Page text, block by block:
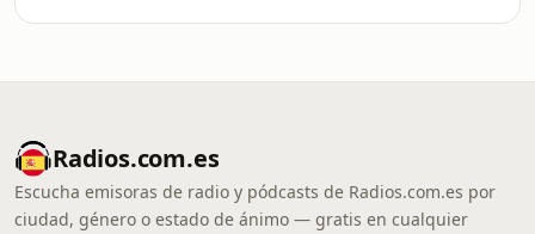
Radios.com.es
Escucha emisoras de radio y pódcasts de Radios.com.es por
ciudad, género o estado de ánimo — gratis en cualquier